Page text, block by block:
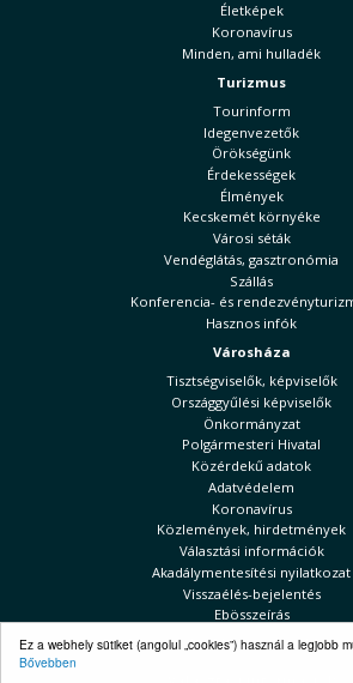
Ez a webhely sütiket (angolul „cookies”) használ a legjobb
Bővebben
Életképek
Koronavírus
Minden, ami hulladék
Turizmus
Tourinform
Idegenvezetők
Örökségünk
Érdekességek
Élmények
Kecskemét környéke
Városi séták
Vendéglátás, gasztronómia
Szállás
Konferencia- és
Hasznos infók
Városháza
Tisztségviselők, képviselők
Országgyűlési képviselők
Önkormányzat
Polgármesteri Hivatal
Közérdekű adatok
Adatvédelem
Koronavírus
Közlemények, hirdetmények
Választási információk
Akadálymentesítési nyilatkozat
Visszaélés-bejelentés
Ebösszeírás
Kecskeméti Hírek